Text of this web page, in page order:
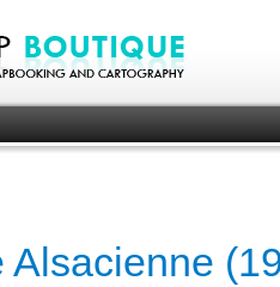
Alsacienne